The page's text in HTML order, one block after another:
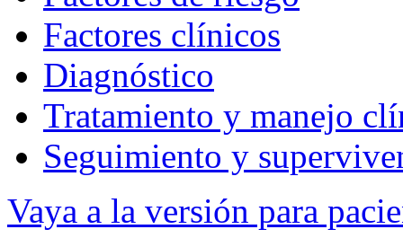
Factores clínicos
Diagnóstico
Tratamiento y manejo
Seguimiento y
Vaya a la versión para